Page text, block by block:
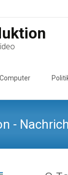
Computer
-